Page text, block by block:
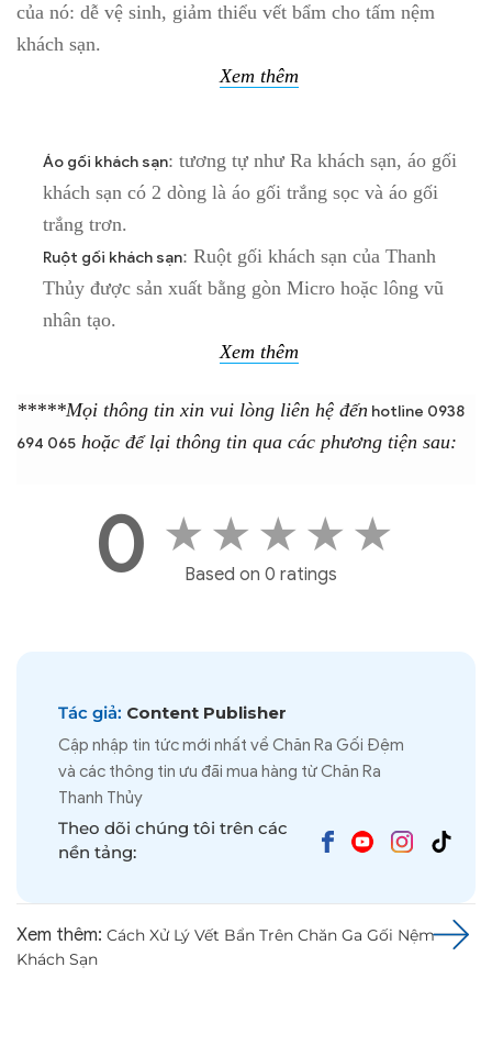
của nó: dễ vệ sinh, giảm thiểu vết bẩm cho tấm nệm
khách sạn.
Xem thêm
Áo gối khách sạn: tương tự như Ra khách sạn, áo gối
khách sạn có 2 dòng là áo gối trắng sọc và áo gối
trắng trơn.
Ruột gối khách sạn: Ruột gối khách sạn của Thanh
Thủy được sản xuất bằng gòn Micro hoặc lông vũ
nhân tạo.
Xem thêm
*****Mọi thông tin xin vui lòng liên hệ đến hotline 0938
694 065 hoặc để lại thông tin qua các phương tiện sau:
0 ★ ★ ★ ★ ★
Based on 0 ratings
Tác giả: Content Publisher
Cập nhập tin tức mới nhất về Chăn Ra Gối Đệm
và các thông tin ưu đãi mua hàng từ Chăn Ra
Thanh Thủy
Theo dõi chúng tôi trên các
nền tảng:
Xem thêm: Cách Xử Lý Vết Bẩn Trên Chăn Ga Gối Nệm
Khách Sạn